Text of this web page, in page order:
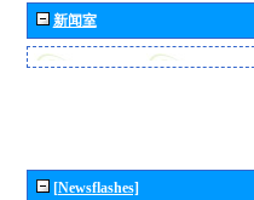
新闻室
[Newsflashes]